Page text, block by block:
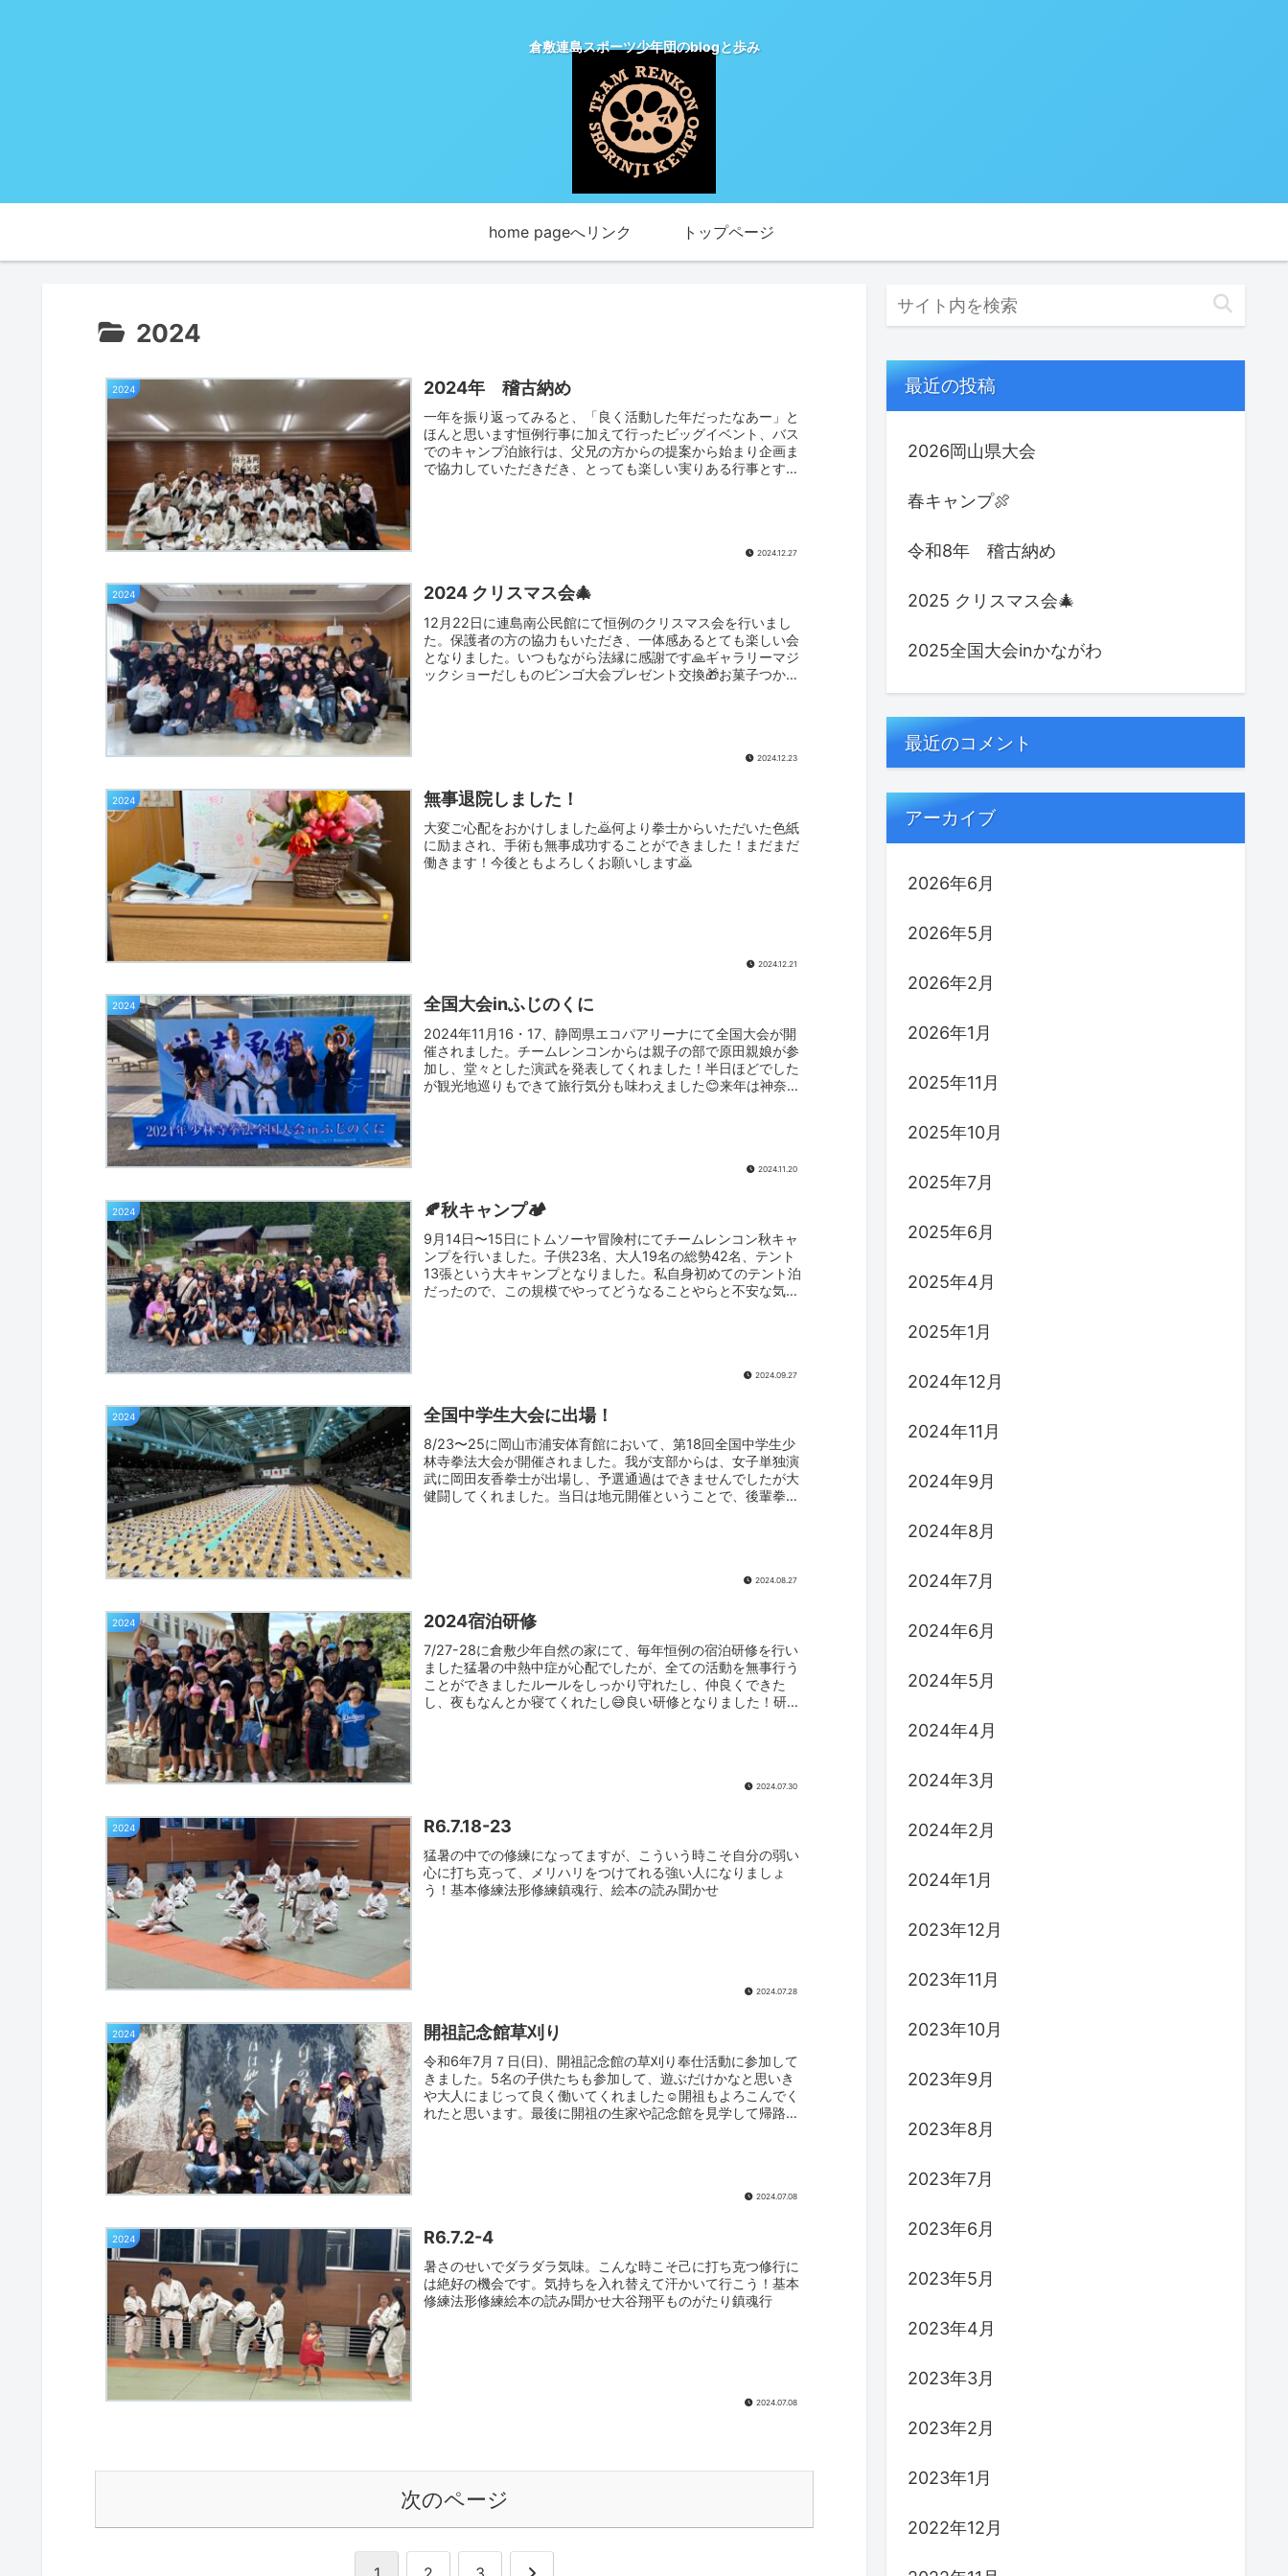
倉敷連島スポーツ少年団のblogと歩み
home pageへリンク トップページ
2024
2024 2024年 稽古納め
一年を振り返ってみると、「良く活動した年だったなあー」と
ほんと思います恒例行事に加えて行ったビッグイベント、バス
でのキャンプ泊旅行は、父兄の方からの提案から始まり企画ま
で協力していただきだき、とっても楽しい実りある行事とする
2024.12.27
2024 2024 クリスマス会🎄
12月22日に連島南公民館にて恒例のクリスマス会を行いまし
た。保護者の方の協力もいただき、一体感あるとても楽しい会
となりました。いつもながら法縁に感謝です🙏ギャラリーマジ
ックショーだしものビンゴ大会プレゼント交換🎁お菓子つかみ
2024.12.23
2024 無事退院しました！
大変ご心配をおかけしました🙇何より拳士からいただいた色紙
に励まされ、手術も無事成功することができました！まだまだ
働きます！今後ともよろしくお願いします🙇
2024.12.21
2024 全国大会inふじのくに
2024年11月16・17、静岡県エコパアリーナにて全国大会が開
催されました。チームレンコンからは親子の部で原田親娘が参
加し、堂々とした演武を発表してくれました！半日ほどでした
が観光地巡りもできて旅行気分も味わえました😊来年は神奈川
2024.11.20
2024 🍂秋キャンプ🏕️
9月14日〜15日にトムソーヤ冒険村にてチームレンコン秋キャ
ンプを行いました。子供23名、大人19名の総勢42名、テント
13張という大キャンプとなりました。私自身初めてのテント泊
だったので、この規模でやってどうなることやらと不安な気持
2024.09.27
2024 全国中学生大会に出場！
8/23〜25に岡山市浦安体育館において、第18回全国中学生少
林寺拳法大会が開催されました。我が支部からは、女子単独演
武に岡田友香拳士が出場し、予選通過はできませんでしたが大
健闘してくれました。当日は地元開催ということで、後輩拳士
2024.08.27
2024 2024宿泊研修
7/27-28に倉敷少年自然の家にて、毎年恒例の宿泊研修を行い
ました猛暑の中熱中症が心配でしたが、全ての活動を無事行う
ことができましたルールをしっかり守れたし、仲良くできた
し、夜もなんとか寝てくれたし😅良い研修となりました！研修
2024.07.30
2024 R6.7.18-23
猛暑の中での修練になってますが、こういう時こそ自分の弱い
心に打ち克って、メリハリをつけてれる強い人になりましょ
う！基本修練法形修練鎮魂行、絵本の読み聞かせ
2024.07.28
2024 開祖記念館草刈り
令和6年7月７日(日)、開祖記念館の草刈り奉仕活動に参加して
きました。5名の子供たちも参加して、遊ぶだけかなと思いき
や大人にまじって良く働いてくれました☺️開祖もよろこんでく
れたと思います。最後に開祖の生家や記念館を見学して帰路に
2024.07.08
2024 R6.7.2-4
暑さのせいでダラダラ気味。こんな時こそ己に打ち克つ修行に
は絶好の機会です。気持ちを入れ替えて汗かいて行こう！基本
修練法形修練絵本の読み聞かせ大谷翔平ものがたり鎮魂行
2024.07.08
次のページ
最近の投稿
2026岡山県大会
春キャンプ🍖
令和8年 稽古納め
2025 クリスマス会🎄
2025全国大会inかながわ
最近のコメント
アーカイブ
2026年6月
2026年5月
2026年2月
2026年1月
2025年11月
2025年10月
2025年7月
2025年6月
2025年4月
2025年1月
2024年12月
2024年11月
2024年9月
2024年8月
2024年7月
2024年6月
2024年5月
2024年4月
2024年3月
2024年2月
2024年1月
2023年12月
2023年11月
2023年10月
2023年9月
2023年8月
2023年7月
2023年6月
2023年5月
2023年4月
2023年3月
2023年2月
2023年1月
2022年12月